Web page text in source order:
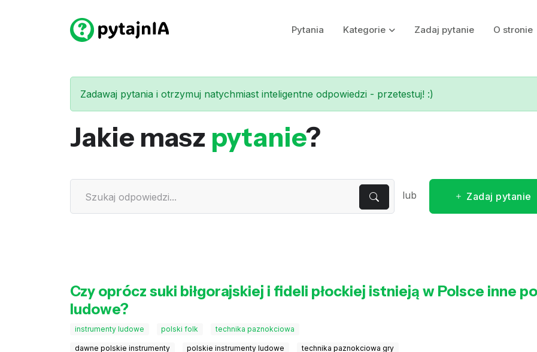
Pytania Kategorie Zadaj pytanie O stronie
Zadawaj pytania i otrzymuj natychmiast inteligentne odpowiedzi - przetestuj! :)
Jakie masz pytanie?
lub Zadaj pytanie
Czy oprócz suki biłgorajskiej i fideli płockiej istnieją w Polsce inne
ludowe?
instrumenty ludowe polski folk technika paznokciowa
dawne polskie instrumenty polskie instrumenty ludowe technika paznokciowa gry